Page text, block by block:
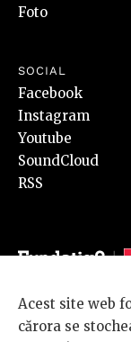
Foto
SOCIAL
Facebook
Instagram
Youtube
SoundCloud
RSS
© 2026 BRD
Acest site web
cărora se